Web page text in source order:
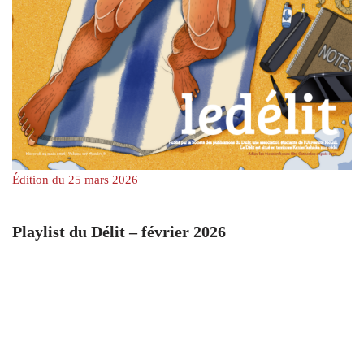
Édition du 25 mars 2026
Playlist du Délit – février 2026